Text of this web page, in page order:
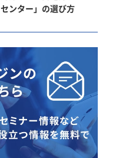
センター」の選び方